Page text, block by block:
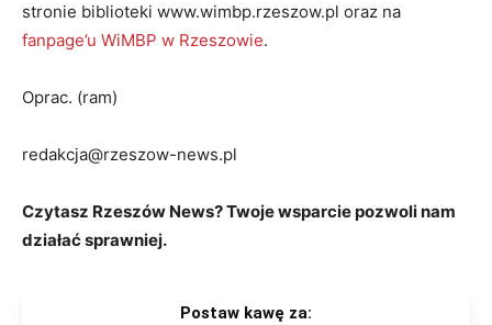
stronie biblioteki www.wimbp.rzeszow.pl oraz na
fanpage’u WiMBP w Rzeszowie.
Oprac. (ram)
redakcja@rzeszow-news.pl
Czytasz Rzeszów News? Twoje wsparcie pozwoli nam
działać sprawniej.
Postaw kawę za: